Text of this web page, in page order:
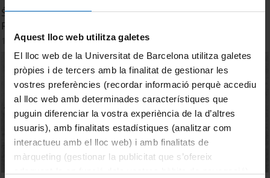
Aquest lloc web utilitza galetes
El lloc web de la Universitat de Barcelona utilitza galetes
pròpies i de tercers amb la finalitat de gestionar les
vostres preferències (recordar informació perquè accediu
al lloc web amb determinades característiques que
puguin diferenciar la vostra experiència de la d’altres
usuaris), amb finalitats estadístiques (analitzar com
interactueu amb el lloc web) i amb finalitats de
màrqueting (gestionar la publicitat que s’ofereix
Śrī Rāmānujācārya Sahasrābdi Mil años de Śrī
Rāmānujācārya. Vida y Obra en 73 imágenes
19 June, 2019